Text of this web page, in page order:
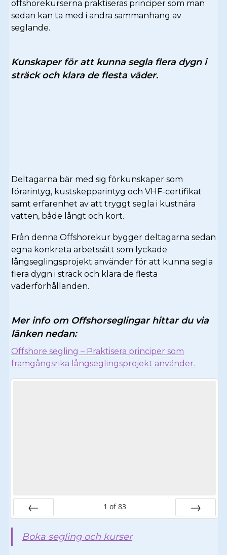
offshorekurserna praktiseras principer som man
sedan kan ta med i andra sammanhang av
seglande.
Kunskaper för att kunna segla flera dygn i
sträck och klara de flesta väder.
Deltagarna bär med sig förkunskaper som
förarintyg, kustskepparintyg och VHF-certifikat
samt erfarenhet av att tryggt segla i kustnära
vatten, både långt och kort.
Från denna Offshorekur bygger deltagarna sedan
egna konkreta arbetssätt som lyckade
långseglingsprojekt använder för att kunna segla
flera dygn i sträck och klara de flesta
väderförhållanden.
Mer info om Offshorseglingar hittar du via
länken nedan:
Offshore segling – Praktisera principer som
framgångsrika långseglingsprojekt använder.
1 of 83
Boka segling och kurser